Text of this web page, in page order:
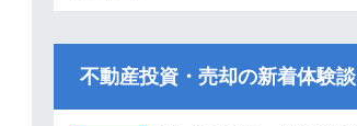
不動産投資・売却の新着体験談